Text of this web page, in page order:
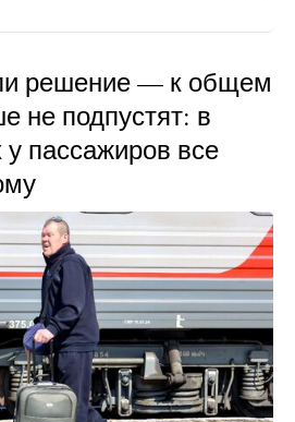
решение — к общем
не подпустят: в
у пассажиров все